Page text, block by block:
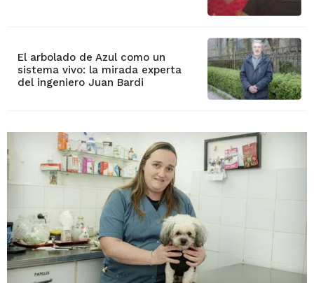
El arbolado de Azul como un
sistema vivo: la mirada experta
del ingeniero Juan Bardi